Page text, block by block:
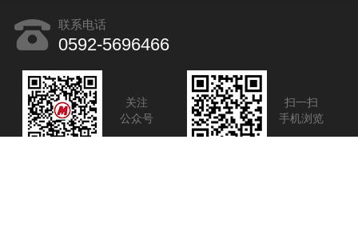
联系电话
0592-5696466
关注
公众号
扫一扫
手机浏览